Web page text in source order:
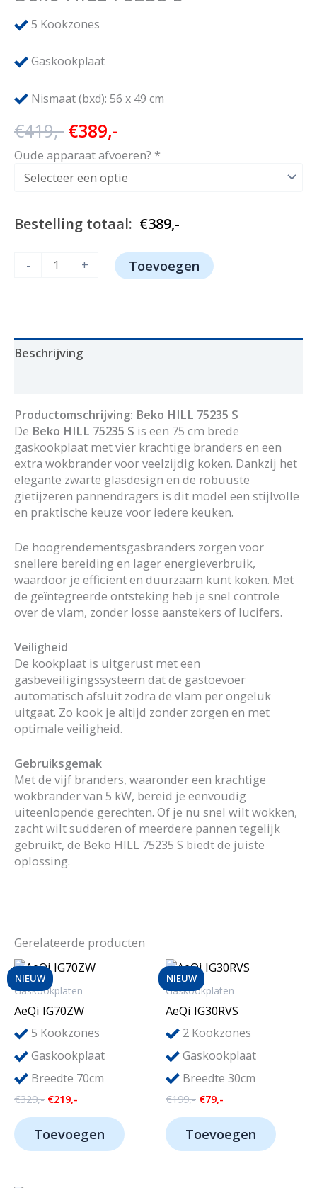
5 Kookzones
Gaskookplaat
Nismaat (bxd): 56 x 49 cm
€419,- Oorspronkelijke
prijs
was:
€389,-
prijs
is:
Oude apparaat afvoeren? *
Bestelling totaal: €389,-
- + Toevoegen
Beschrijving
Productomschrijving: Beko HILL 75235 S
De Beko HILL 75235 S is een 75 cm brede
gaskookplaat met vier krachtige branders en een
extra wokbrander voor veelzijdig koken. Dankzij het
elegante zwarte glasdesign en de robuuste
gietijzeren pannendragers is dit model een stijlvolle
en praktische keuze voor iedere keuken.
De hoogrendementsgasbranders zorgen voor
snellere bereiding en lager energieverbruik,
waardoor je efficiënt en duurzaam kunt koken. Met
de geïntegreerde ontsteking heb je snel controle
over de vlam, zonder losse aanstekers of lucifers.
Veiligheid
De kookplaat is uitgerust met een
gasbeveiligingssysteem dat de gastoevoer
automatisch afsluit zodra de vlam per ongeluk
uitgaat. Zo kook je altijd zonder zorgen en met
optimale veiligheid.
Gebruiksgemak
Met de vijf branders, waaronder een krachtige
wokbrander van 5 kW, bereid je eenvoudig
uiteenlopende gerechten. Of je nu snel wilt wokken,
zacht wilt sudderen of meerdere pannen tegelijk
gebruikt, de Beko HILL 75235 S biedt de juiste
oplossing.
Gerelateerde producten
NIEUW
Gaskookplaten
AeQi IG70ZW
5 Kookzones
Gaskookplaat
Breedte 70cm
€329,- Oorspronkelijke
€329,-.
€219,-
€219,-.
Toevoegen
NIEUW
Gaskookplaten
AeQi IG30RVS
2 Kookzones
Gaskookplaat
Breedte 30cm
€199,- Oorspronkelijke
€199,-.
€79,-
€79,-.
Toevoegen